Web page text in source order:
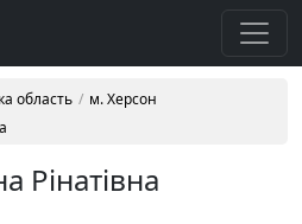
область
м. Херсон
Рінатівна